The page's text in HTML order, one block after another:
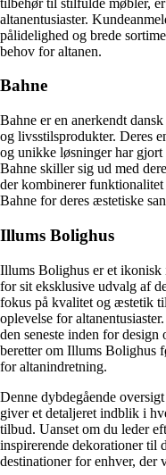
altanentusiaster.
pålidelighed og brede
behov for altanen.
Bahne
Bahne er en anerkendt
og livsstilsprodukter. Deres
og unikke løsninger har
Bahne skiller sig ud med
der kombinerer
Bahne for deres æstetiske
Illums Bolighus
Illums Bolighus er et ikonisk
for sit eksklusive udvalg af
fokus på kvalitet og æstetik
oplevelse for
den seneste inden for
beretter om Illums Bolighus
for altanindretning.
Denne dybdegående
giver et detaljeret indblik i
tilbud. Uanset om du leder
inspirerende dekorationer til
destinationer for enhver,